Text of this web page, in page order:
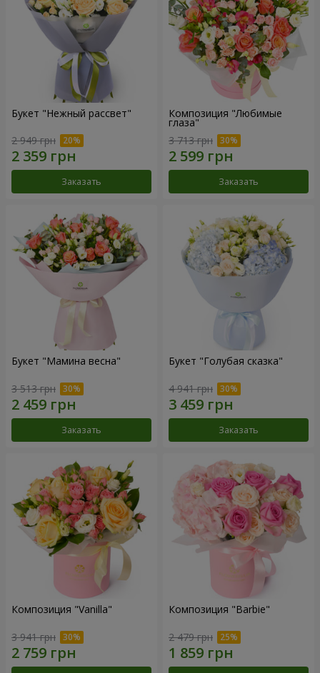
Букет "Нежный рассвет"
2 949 грн
Заказать
Композиция "Любимые
глаза"
3 713 грн
Заказать
Букет "Мамина весна"
3 513 грн
Заказать
Букет "Голубая сказка"
4 941 грн
Заказать
Композиция "Vanilla"
3 941 грн
Композиция "Barbie"
2 479 грн